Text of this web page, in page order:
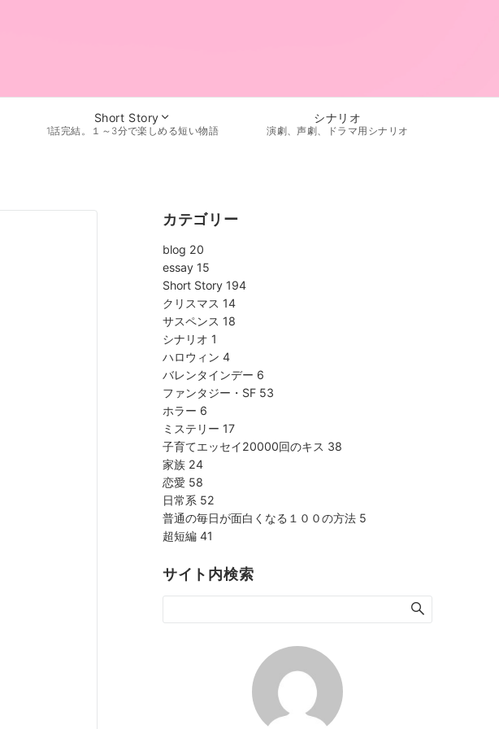
Short Story
1話完結。１～3分で楽しめる短い物語
シナリオ
演劇、声劇、ドラマ用シナリオ
カテゴリー
blog 20
essay 15
Short Story 194
クリスマス 14
サスペンス 18
シナリオ 1
ハロウィン 4
バレンタインデー 6
ファンタジー・SF 53
ホラー 6
ミステリー 17
子育てエッセイ20000回のキス 38
家族 24
恋愛 58
日常系 52
普通の毎日が面白くなる１００の方法 5
超短編 41
サイト内検索